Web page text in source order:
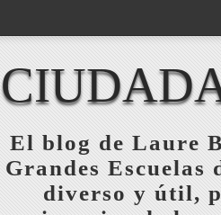
El blog de Laure
Grandes Escuelas
diverso y útil,